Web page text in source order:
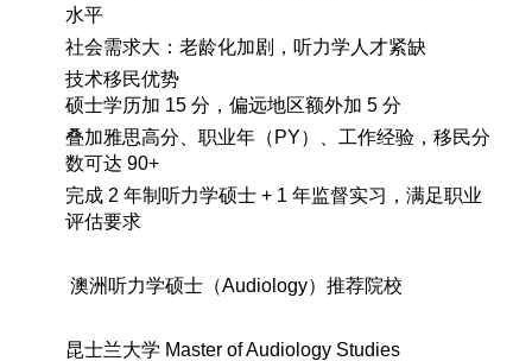
水平
社会需求大：老龄化加剧，听力学人才紧缺
技术移民优势
硕士学历加 15 分，偏远地区额外加 5 分
叠加雅思高分、职业年（ PY）、工作经验，移民分
数可达 90+
完成 2 年制听力学硕士 + 1 年监督实习，满足职业
评估要求
澳洲听力学硕士（Audiology）推荐院校
昆士兰大学 Master of Audiology Studies